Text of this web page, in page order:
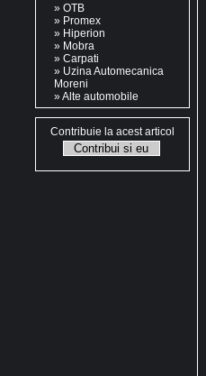
» OTB
» Promex
» Hiperion
» Mobra
» Carpati
» Uzina Automecanica
Moreni
»Alte automobile
Contribuie la acest articol